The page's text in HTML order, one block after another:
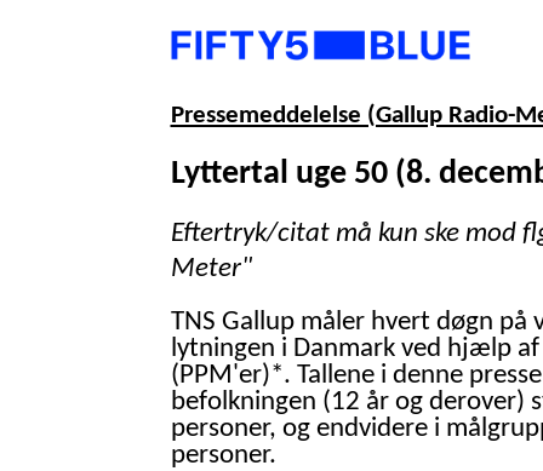
Pressemeddelelse (Gallup Radio-
Lyttertal uge 50 (8.
Eftertryk/citat må kun ske mod
Meter"
TNS Gallup måler hvert døgn på
lytningen i Danmark ved hjælp
(PPM'er)*. Tallene i denne
befolkningen (12 år og derover)
personer, og endvidere i
personer.